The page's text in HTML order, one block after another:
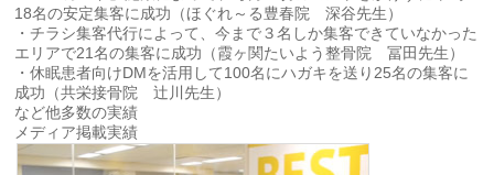
18名の安定集客に成功（ほぐれ～る豊春院 深谷先生）
・チラシ集客代行によって、今まで３名しか集客できていなかった
エリアで21名の集客に成功（霞ヶ関たいよう整骨院 冨田先生）
・休眠患者向けDMを活用して100名にハガキを送り25名の集客に
成功（共栄接骨院 辻川先生）
など他多数の実績
メディア掲載実績